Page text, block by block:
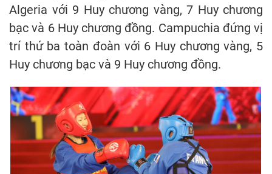
Algeria với 9 Huy chương vàng, 7 Huy chương
bạc và 6 Huy chương đồng. Campuchia đứng vị
trí thứ ba toàn đoàn với 6 Huy chương vàng, 5
Huy chương bạc và 9 Huy chương đồng.